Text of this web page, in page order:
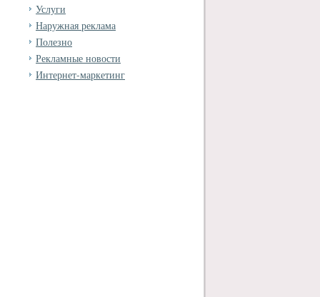
Услуги
Наружная реклама
Полезно
Рекламные новости
Интернет-маркетинг